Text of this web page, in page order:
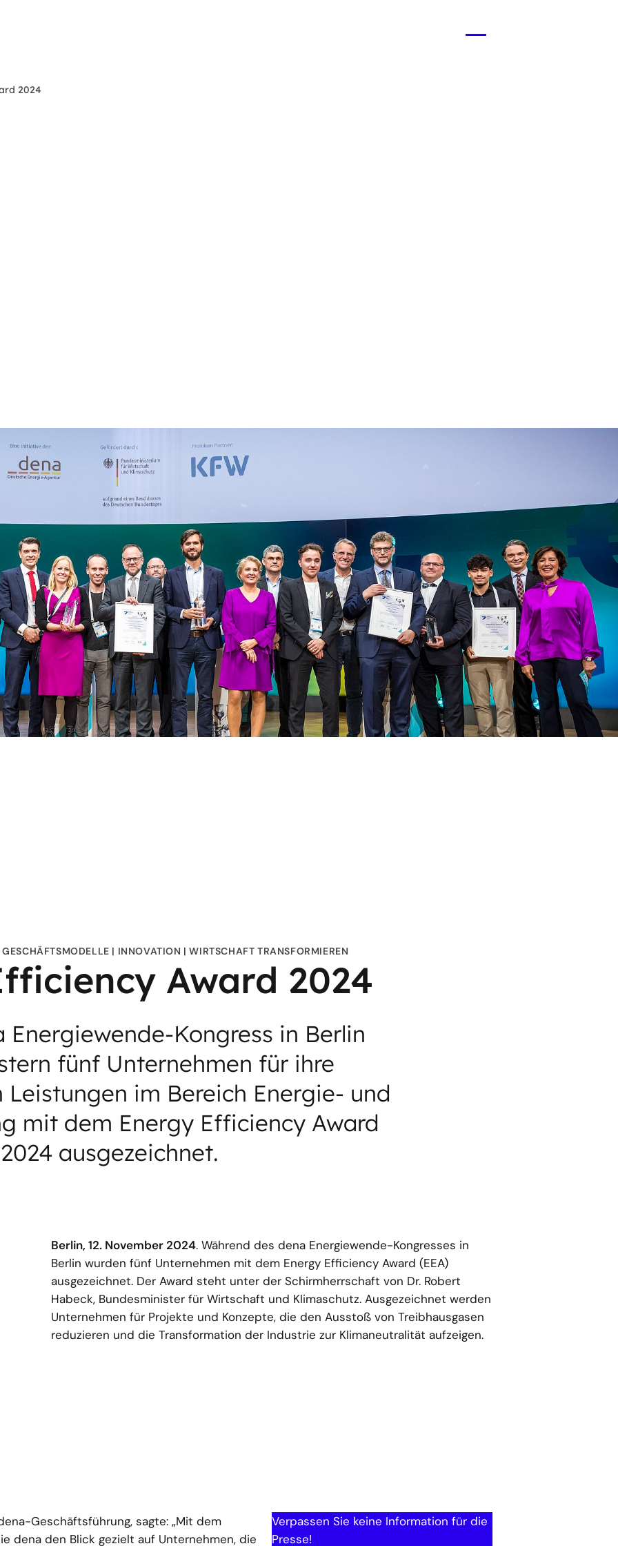
2024
GESCHÄFTSMODELLE INNOVATION WIRTSCHAFT TRANSFORMIEREN
Award 2024
Energiewende-Kongress in Berlin
fünf Unternehmen für ihre
Leistungen im Bereich Energie- und
mit dem Energy Efficiency Award
2024 ausgezeichnet.
Berlin, 12. November 2024. Während des dena Energiewende-Kongresses in
Berlin wurden fünf Unternehmen mit dem Energy Efficiency Award (EEA)
ausgezeichnet. Der Award steht unter der Schirmherrschaft von Dr. Robert
Habeck, Bundesminister für Wirtschaft und Klimaschutz. Ausgezeichnet werden
Unternehmen für Projekte und Konzepte, die den Ausstoß von Treibhausgasen
reduzieren und die Transformation der Industrie zur Klimaneutralität aufzeigen.
Geschäftsführung, sagte: „Mit dem
dena den Blick gezielt auf Unternehmen, die
Verpassen Sie keine Information für die
Presse!